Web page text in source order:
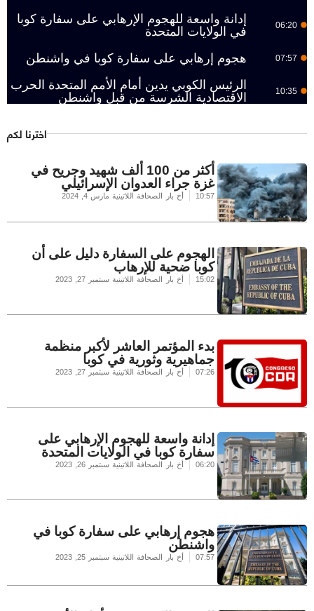
06:20
إدانة واسعة للهجوم الإرهابي على سفارة كوبا
في الولايات المتحدة
07:57 هجوم إرهابي على سفارة كوبا في واشنطن
10:35
الرئيس الكوبي يدين أمام الأمم المتحدة الحرب
الاقتصادية الشرسة من قبل واشنطن
اخترنا لكم
أكثر من 100 ألف شهيد وجريح في
غزة جراء العدوان الإسرائيلي
10:57 أخ بار الصحافة اللاتينية مارس 4, 2024
الهجوم على السفارة دليل على أن
كوبا ضحية للإرهاب
15:02 أخ بار الصحافة اللاتينية سبتمبر 27, 2023
بدء المؤتمر العاشر لأكبر منظمة
جماهيرية وثورية في كوبا
07:26 أخ بار الصحافة اللاتينية سبتمبر 27, 2023
إدانة واسعة للهجوم الإرهابي على
سفارة كوبا في الولايات المتحدة
06:20 أخ بار الصحافة اللاتينية سبتمبر 26, 2023
هجوم إرهابي على سفارة كوبا في
واشنطن
07:57 أخ بار الصحافة اللاتينية سبتمبر 25, 2023